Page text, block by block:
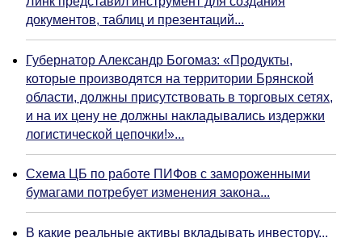
документов, таблиц и презентаций...
Губернатор Александр Богомаз: «Продукты,
которые производятся на территории Брянской
области, должны присутствовать в торговых сетях,
и на их цену не должны накладывались издержки
логистической цепочки!»...
Схема ЦБ по работе ПИФов с замороженными
бумагами потребует изменения закона...
В какие реальные активы вкладывать инвестору...